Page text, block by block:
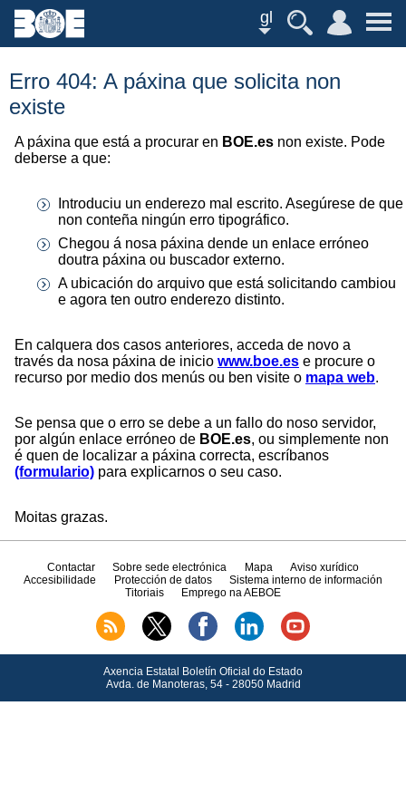
gl
Erro 404: A páxina que solicita non
existe
A páxina que está a procurar en BOE.es non existe. Pode
deberse a que:
Introduciu un enderezo mal escrito. Asegúrese de que
non conteña ningún erro tipográfico.
Chegou á nosa páxina dende un enlace erróneo
doutra páxina ou buscador externo.
A ubicación do arquivo que está solicitando cambiou
e agora ten outro enderezo distinto.
En calquera dos casos anteriores, acceda de novo a
través da nosa páxina de inicio www.boe.es e procure o
recurso por medio dos menús ou ben visite o mapa web.
Se pensa que o erro se debe a un fallo do noso servidor,
por algún enlace erróneo de BOE.es, ou simplemente non
é quen de localizar a páxina correcta, escríbanos
(formulario) para explicarnos o seu caso.
Moitas grazas.
Contactar Sobre sede electrónica Mapa
Aviso xurídico
Accesibilidade
Protección de datos
Sistema interno de información
Titoriais
Emprego na AEBOE
Axencia Estatal Boletín Oficial do Estado
Avda.de Manoteras, 54 - 28050 Madrid